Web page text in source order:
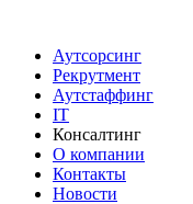
Аутсорсинг
Рекрутмент
Аутстаффинг
IT
Консалтинг
О компании
Контакты
Новости